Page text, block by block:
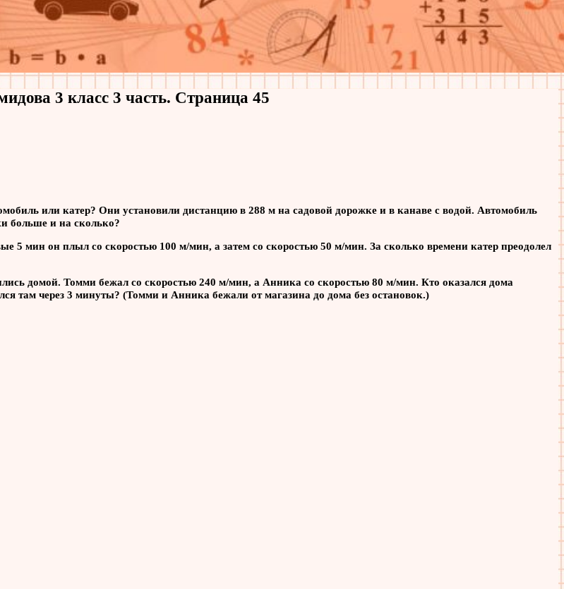
3 класс 3 часть. Страница 45
или катер? Они установили дистанцию в 288 м на садовой дорожке и в канаве с водой. Автомобиль
больше и на сколько?
5 мин он плыл со скоростью 100 м/мин, а затем со скоростью 50 м/мин. За сколько времени катер преодолел
домой. Томми бежал со скоростью 240 м/мин, а Анника со скоростью 80 м/мин. Кто оказался дома
там через 3 минуты? (Томми и Анника бежали от магазина до дома без остановок.)